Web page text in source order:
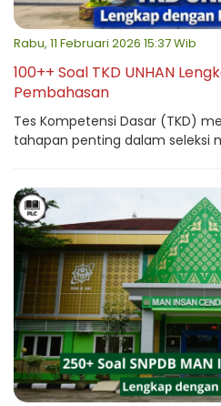
Rabu, 11 Februari 2026 15:37 Wib
100++ Soal TKD UNHAN
Pembahasan
Tes Kompetensi Dasar (TKD)
tahapan penting dalam seleksi